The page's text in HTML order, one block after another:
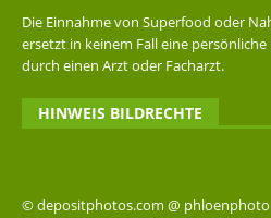
Die Einnahme von Superfood oder
ersetzt in keinem Fall eine
durch einen Arzt oder Facharzt.
HINWEIS BILDRECHTE
© depositphotos.com @ phloenphoto